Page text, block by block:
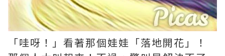
「哇呀！」看著那個娃娃「落地開花」！